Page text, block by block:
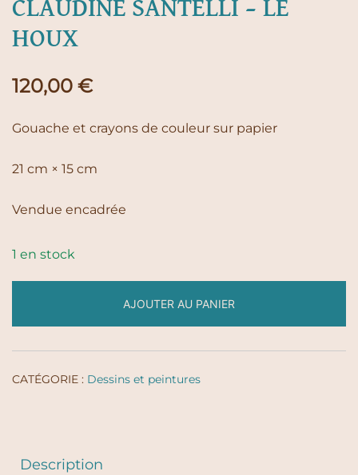
CLAUDINE SANTELLI – LE
HOUX
120,00 €
Gouache et crayons de couleur sur papier
21 cm × 15 cm
Vendue encadrée
1 en stock
AJOUTER AU PANIER
CATÉGORIE : Dessins et peintures
Description